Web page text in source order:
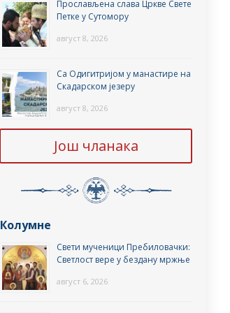
Прослављена слава Цркве Свете
Петке у Сутомору
август 8, 2026
Са Одигитријом у манастире на
Скадарском језеру
август 8, 2026
Још чланака
Колумне
Свети мученици Пребиловачки:
Светлост вере у бездану мржње
август 6, 2026